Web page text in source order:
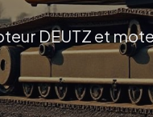
DEUTZ et